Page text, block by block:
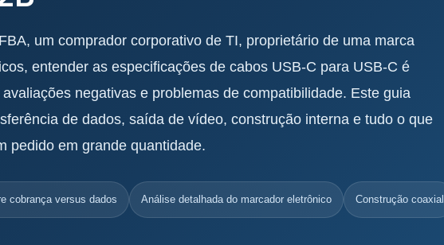
um comprador corporativo de TI, proprietário de uma marca
entender as especificações de cabos USB-C para USB-C é
negativas e problemas de compatibilidade. Este guia
de dados, saída de vídeo, construção interna e tudo o que
pedido em grande quantidade.
cobrança versus dados Análise detalhada do marcador eletrônico Construção coaxial